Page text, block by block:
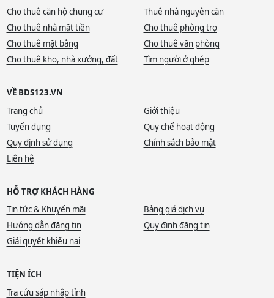
Cho thuê căn hộ chung cư
Thuê nhà nguyên căn
Cho thuê nhà mặt tiền
Cho thuê phòng trọ
Cho thuê mặt bằng
Cho thuê văn phòng
Cho thuê kho, nhà xưởng, đất
Tìm người ở ghép
VỀ BDS123.VN
Trang chủ
Giới thiệu
Tuyển dụng
Quy chế hoạt động
Quy định sử dụng
Chính sách bảo mật
Liên hệ
HỖ TRỢ KHÁCH HÀNG
Tin tức & Khuyến mãi
Bảng giá dịch vụ
Hướng dẫn đăng tin
Quy định đăng tin
Giải quyết khiếu nại
TIỆN ÍCH
Tra cứu sáp nhập tỉnh